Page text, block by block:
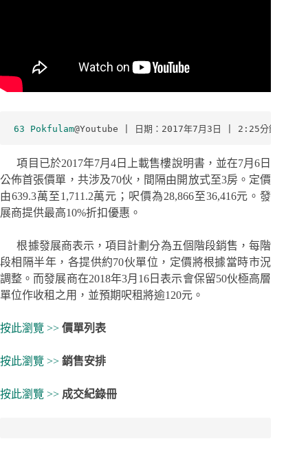
63 Pokfulam@Youtube | 日期：2017年7月3日 | 2:25分鐘
項目已於2017年7月4日上載售樓說明書，並在7月6日
公佈首張價單，共涉及70伙，間隔由開放式至3房。定價
由639.3萬至1,711.2萬元；呎價為28,866至36,416元。發
展商提供最高10%折扣優惠。
根據發展商表示，項目計劃分為五個階段銷售，每階
段相隔半年，各提供約70伙單位，定價將根據當時市況
調整。而發展商在2018年3月16日表示會保留50伙極高層
單位作收租之用，並預期呎租將逾120元。
按此瀏覽 >> 價單列表
按此瀏覽 >> 銷售安排
按此瀏覽 >> 成交紀錄冊